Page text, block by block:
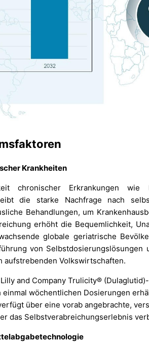
Krankheiten
chronischer Erkrankungen wie
die starke Nachfrage nach
Behandlungen, um
erhöht die Bequemlichkeit,
globale geriatrische
von
aufstrebenden Volkswirtschaften.
and Company Trulicity®
wöchentlichen Dosierungen
über eine vorab angebrachte,
das Selbstverabreichungserlebnis